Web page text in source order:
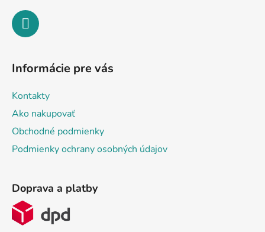
Informácie pre vás
Kontakty
Ako nakupovať
Obchodné podmienky
Podmienky ochrany osobných údajov
Doprava a platby